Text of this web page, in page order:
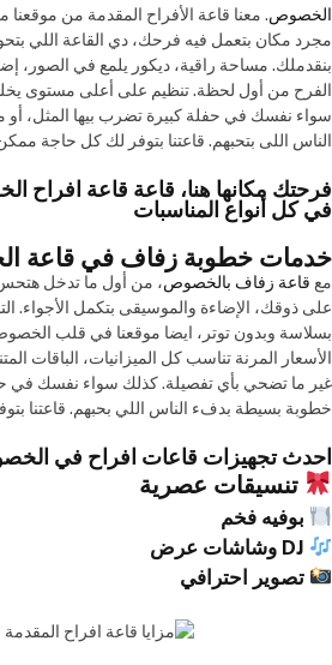
الخصوص. معنا قاعة الأفراح المقدمة من
مجرد مكان بتعمل فيه فرحك، دي القاعة اللي
بنقدملك. مساحة راقية، ديكور يلمع في الصور،
الفرح من أول لحظة. تنظيم على أعلى مستوى
سواء نفسك في حفلة كبيرة تضرب بيها المثل، أو
الناس اللى بتحبهم. قاعتنا بتوفر لك كل حاجة
فرحتك مكانها هنا، قاعة قاعة افراح
في كل أنواع المناسبات
خدمات خطوبة زفاف في قاعة
مع قاعة زفاف بالخصوص، من أول ما تدخل هتحس
على ذوقك، الإضاءة والموسيقى بتكمل الأجواء.
بسلاسة وبدون توتر، ايضا موقعنا في قلب
الأسعار المرنة تناسب كل الميزانيات، الباقات
غير ما تضحي بأي تفصيلة. كذلك سواء نفسك في
خطوبة بسيطة بدفء الناس اللي بحبهم. قاعتنا
احدث تجهيزات قاعات افراح في
تنسيقات عصرية
بوفيه فخم
تصوير احترافي